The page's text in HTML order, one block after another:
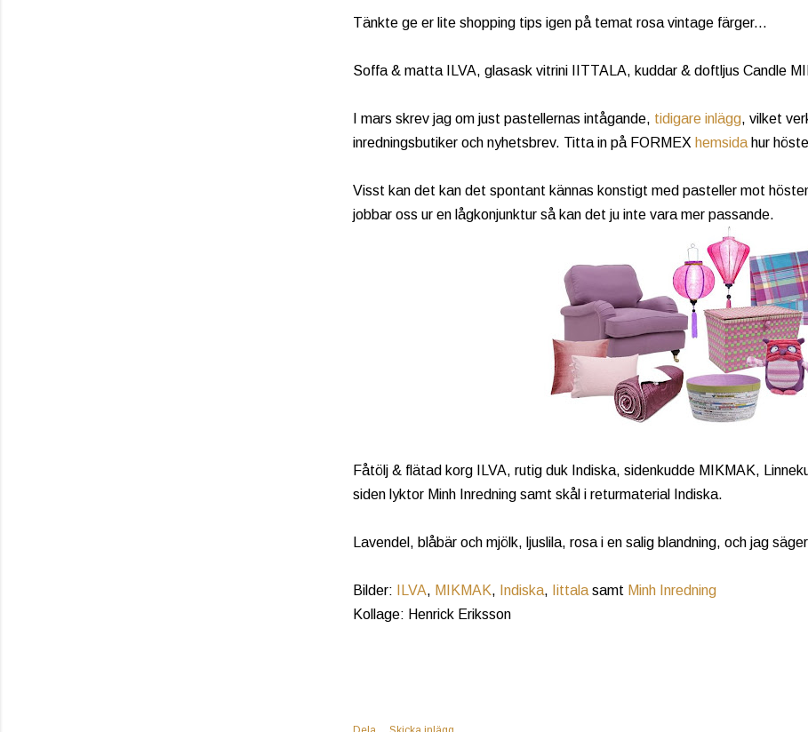
Tänkte ge er lite shopping tips igen på temat rosa vintage färger...
Soffa & matta ILVA, glasask vitrini IITTALA, kuddar & doftljus Candle
I mars skrev jag om just pastellernas intågande, tidigare inlägg, vilket
inredningsbutiker och nyhetsbrev. Titta in på FORMEX hemsida hur
Visst kan det kan det spontant kännas konstigt med pasteller mot
jobbar oss ur en lågkonjunktur så kan det ju inte vara mer passande.
Fåtölj & flätad korg ILVA, rutig duk Indiska, sidenkudde MIKMAK,
siden lyktor Minh Inredning samt skål i returmaterial Indiska.
Lavendel, blåbär och mjölk, ljuslila, rosa i en salig blandning, och jag
Bilder: ILVA, MIKMAK, Indiska, Iittala samt Minh Inredning
Kollage: Henrick Eriksson